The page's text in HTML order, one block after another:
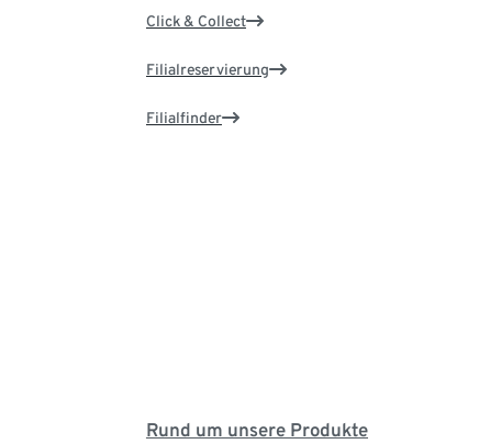
Click & Collect
Filialreservierung
Filialfinder
Rund um unsere Produkte